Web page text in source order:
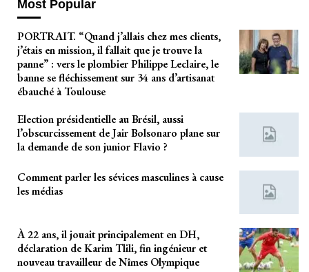
Most Popular
PORTRAIT. “Quand j’allais chez mes clients,
j’étais en mission, il fallait que je trouve la
panne” : vers le plombier Philippe Leclaire, le
banne se fléchissement sur 34 ans d’artisanat
ébauché à Toulouse
Election présidentielle au Brésil, aussi
l’obscurcissement de Jair Bolsonaro plane sur
la demande de son junior Flavio ?
Comment parler les sévices masculines à cause
les médias
À 22 ans, il jouait principalement en DH,
déclaration de Karim Tlili, fin ingénieur et
nouveau travailleur de Nîmes Olympique